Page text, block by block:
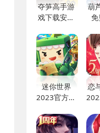
夺笋高手游
戏下载安装
葫
迷你世界
2023官方最
恋